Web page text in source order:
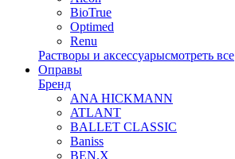
BioTrue
Optimed
Renu
Растворы и аксессуарысмотреть все
Оправы
Бренд
ANA HICKMANN
ATLANT
BALLET CLASSIC
Baniss
BEN.X